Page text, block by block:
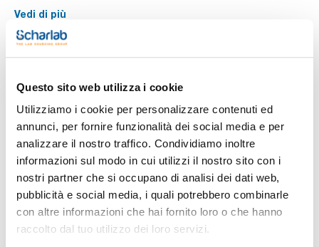
Questo sito web utilizza i cookie
Utilizziamo i cookie per personalizzare contenuti ed
annunci, per fornire funzionalità dei social media e per
analizzare il nostro traffico. Condividiamo inoltre
informazioni sul modo in cui utilizzi il nostro sito con i
nostri partner che si occupano di analisi dei dati web,
pubblicità e social media, i quali potrebbero combinarle
con altre informazioni che hai fornito loro o che hanno
raccolto dal tuo utilizzo dei loro servizi.
Vedi di più
Documentazione tecnica
TDS / Scheda tecnica
Registrati per i download
COA
Registrati per i download
SDS / Scheda di
Sicurezza
Registrati per i download